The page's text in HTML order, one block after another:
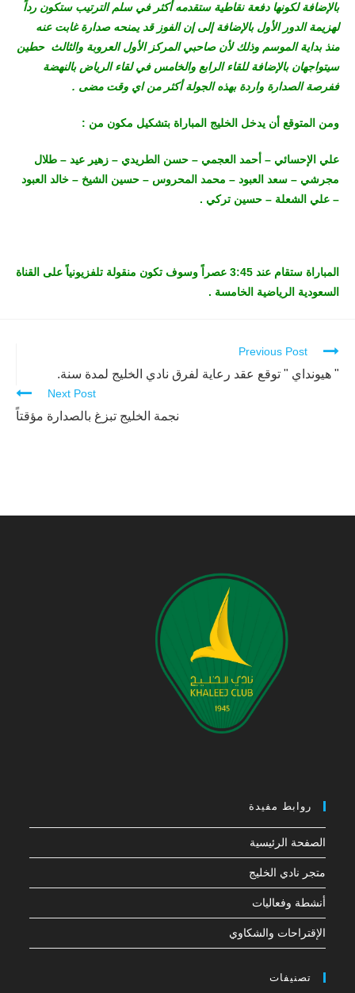
بالإضافة لكونها دفعة نقاطية ستقدمه أكثر في سلم الترتيب ستكون رداً
لهزيمة الدور الأول بالإضافة إلى إن الفوز قد يمنحه صدارة غابت عنه
منذ بداية الموسم وذلك لأن صاحبي المركز الأول العروبة والثالث حطين
سيتواجهان بالإضافة للقاء الرابع والخامس في لقاء الرياض بالنهضة
ففرصة الصدارة واردة بهذه الجولة أكثر من اي وقت مضى .
ومن المتوقع أن يدخل الخليج المباراة بتشكيل مكون من :
علي الإحسائي – أحمد العجمي – حسن الطريدي – زهير عيد – طلال
مجرشي – سعد العبود – محمد المحروس – حسين الشيخ – خالد العبود
– علي الشعلة – حسين تركي .
المباراة ستقام عند 3:45 عصراً وسوف تكون منقولة تلفزيونياً على القناة
السعودية الرياضية الخامسة .
Continue
Reading
Previous Post
" هيونداي " توقع عقد رعاية لفرق نادي الخليج لمدة سنة.
Next Post
نجمة الخليج تبزغ بالصدارة مؤقتاً
روابط مفيدة
الصفحة الرئيسية
متجر نادي الخليج
أنشطة وفعاليات
الإقتراحات والشكاوي
تصنيفات